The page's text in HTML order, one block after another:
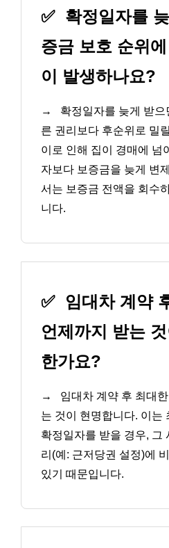
✅ 확정일자를
증금 보호 순위
이 발생하나요?
→
확정일자를 늦게 받
른 권리보다 후순위로 밀
이로 인해 집이 경매에 넘
자보다 보증금을 늦게 변
서는 보증금 전액을 회수
니다.
✅
임대차 계약
언제까지 받는
한가요?
→
임대차 계약 후 최대
는 것이 현명합니다. 이는
확정일자를 받을 경우, 그
리(예: 근저당권 설정)에
있기 때문입니다.